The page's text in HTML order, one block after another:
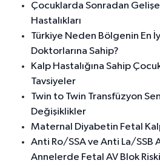
Çocuklarda Sonradan
Hastalıkları
Türkiye Neden Bölgenin En
Doktorlarına Sahip?
Kalp Hastalığına Sahip
Tavsiyeler
Twin to Twin Transfüzyon
Değişiklikler
Maternal Diyabetin Fetal
Anti Ro/SSA ve Anti La/SSB
Annelerde Fetal AV Blok Riski